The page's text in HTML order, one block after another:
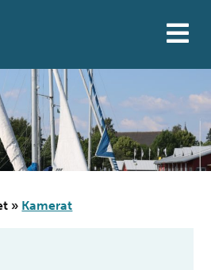
» Kamerat